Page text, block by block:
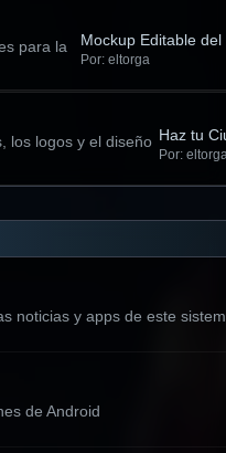
para la
Mockup Editable
Por: eltorga
los logos y el diseño Haz tu
Por:
noticias y apps de este
de Android